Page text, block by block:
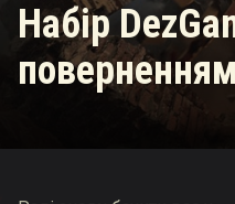
Медіа
Набір